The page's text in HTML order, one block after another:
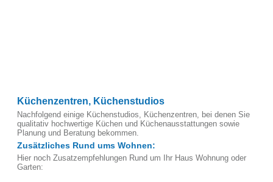
Küchenzentren, Küchenstudios
Nachfolgend einige Küchenstudios, Küchenzentren, bei denen Sie
qualitativ hochwertige Küchen und Küchenausstattungen sowie
Planung und Beratung bekommen.
Zusätzliches Rund ums Wohnen:
Hier noch Zusatzempfehlungen Rund um Ihr Haus Wohnung oder
Garten: